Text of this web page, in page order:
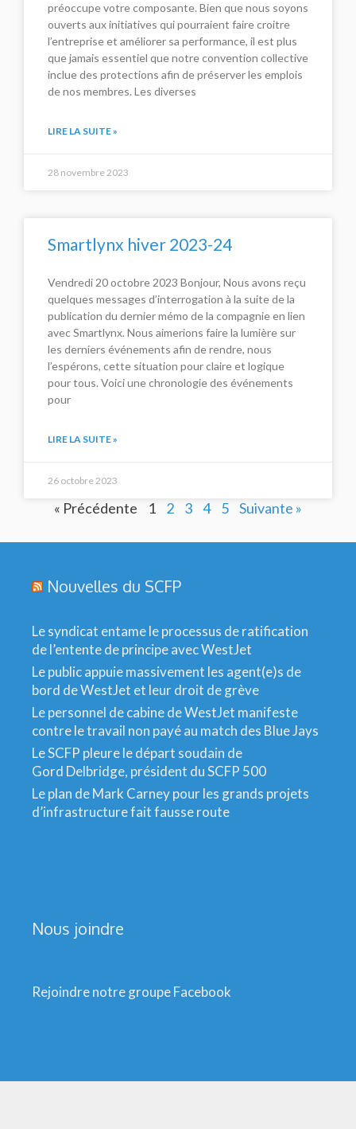
préoccupe votre composante. Bien que nous soyons
ouverts aux initiatives qui pourraient faire croitre
l’entreprise et améliorer sa performance, il est plus
que jamais essentiel que notre convention collective
inclue des protections afin de préserver les emplois
de nos membres. Les diverses
LIRE LA SUITE »
28 novembre 2023
Smartlynx hiver 2023-24
Vendredi 20 octobre 2023 Bonjour, Nous avons reçu
quelques messages d’interrogation à la suite de la
publication du dernier mémo de la compagnie en lien
avec Smartlynx. Nous aimerions faire la lumière sur
les derniers événements afin de rendre, nous
l’espérons, cette situation pour claire et logique
pour tous. Voici une chronologie des événements
pour
LIRE LA SUITE »
26 octobre 2023
« Précédente 1 2 3 4 5 Suivante »
Nouvelles du SCFP
Le syndicat entame le processus de ratification
de l’entente de principe avec WestJet
Le public appuie massivement les agent(e)s de
bord de WestJet et leur droit de grève
Le personnel de cabine de WestJet manifeste
contre le travail non payé au match des Blue Jays
Le SCFP pleure le départ soudain de
Gord Delbridge, président du SCFP 500
Le plan de Mark Carney pour les grands projets
d’infrastructure fait fausse route
Nous joindre
Rejoindre notre groupe Facebook